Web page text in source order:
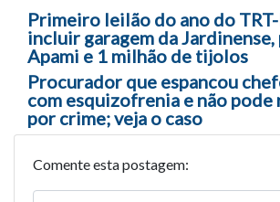
Navegação entre
Primeiro leilão do ano do
incluir garagem da
Apami e 1 milhão de tijolos
Procurador que espancou
com esquizofrenia e não pode
por crime; veja o caso
Comente esta postagem: